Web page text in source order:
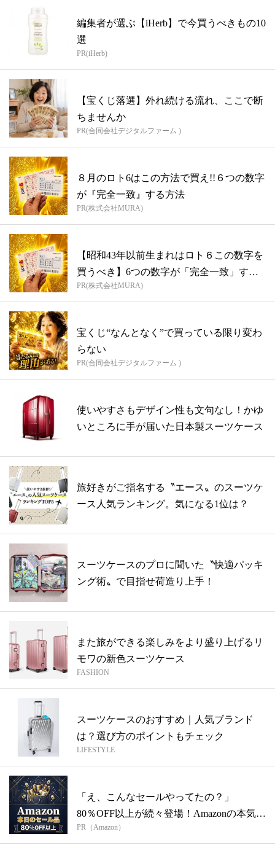
編集者が選ぶ【iHerb】で今買うべきもの10
選
PR(iHerb)
【宝くじ落選】外れ続ける流れ、ここで断
ちませんか
PR(合同会社デジタルファーム )
８月のロト6はこの方法で買え!!６つの数字
が『完全一致』する方法
PR(株式会社MURA)
【昭和43年以前生まれはロト６この数字を
買うべき】6つの数字が「完全一致」する
方...
PR(株式会社MURA)
宝くじ“なんとなく”で買っている限り変わ
らない
PR(合同会社デジタルファーム )
使いやすさもデザイン性も文句なし！かゆ
いところに手が届いた日本製スーツケース
旅好きがご指名する〝エース〟のスーツケ
ース人気ランキング。気になる1位は？
スーツケースのプロに聞いた〝快適パッキ
ング術〟で目指せ荷造り上手！
また旅ができる楽しみをより盛り上げるリ
モワの新色スーツケース
FASHION
スーツケースのおすすめ｜人気ブランド
は？選び方のポイントもチェック
LIFESTYLE
「え、こんなセールやってたの？」
80％OFF以上が続々登場！Amazonの本気
が...
PR（Amazon）